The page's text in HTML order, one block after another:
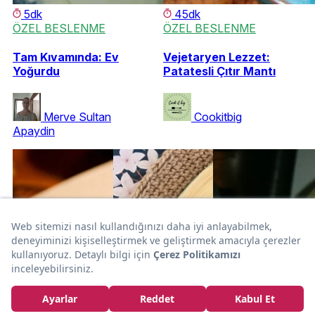
5dk
ÖZEL BESLENME
Tam Kıvamında: Ev
Yoğurdu
Merve Sultan
Apaydin
45dk
ÖZEL BESLENME
Vejetaryen Lezzet:
Patatesli Çıtır Mantı
Cookitbig